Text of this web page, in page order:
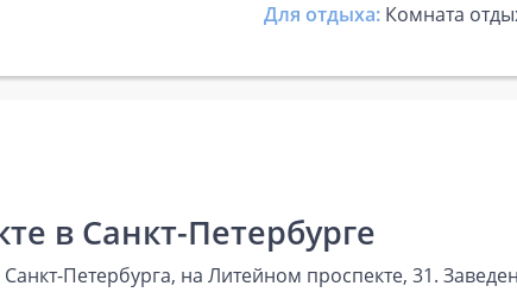
Для отдыха: Комната
в Санкт-Петербурге
Петербурга, на Литейном проспекте, 31.